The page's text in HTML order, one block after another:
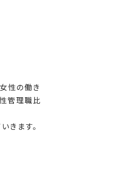
性の働き
管理職比
きます。